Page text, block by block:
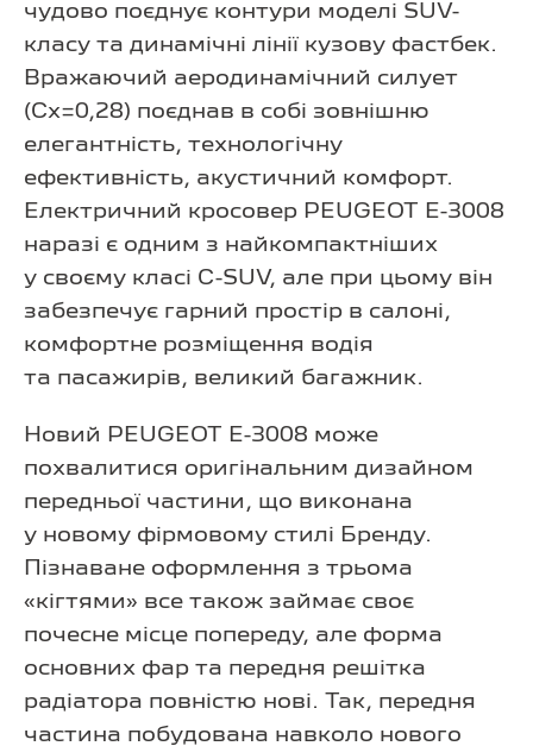
чудово поєднує контури моделі SUV-
класу та динамічні лінії кузову фастбек.
Вражаючий аеродинамічний силует
(Cx=0,28) поєднав в собі зовнішню
елегантність, технологічну
ефективність, акустичний комфорт.
Електричний кросовер PEUGEOT E-3008
наразі є одним з найкомпактніших
у своєму класі C-SUV, але при цьому він
забезпечує гарний простір в салоні,
комфортне розміщення водія
та пасажирів, великий багажник.
Новий PEUGEOT E-3008 може
похвалитися оригінальним дизайном
передньої частини, що виконана
у новому фірмовому стилі Бренду.
Пізнаване оформлення з трьома
«кігтями» все також займає своє
почесне місце попереду, але форма
основних фар та передня решітка
радіатора повністю нові. Так, передня
частина побудована навколо нового